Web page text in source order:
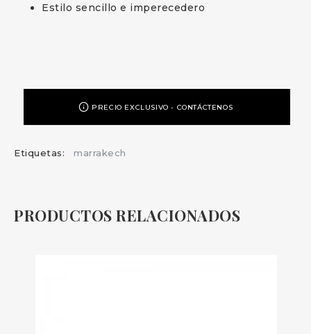
Estilo sencillo e imperecedero
PRECIO EXCLUSIVO - CONTÁCTENOS
Etiquetas: marrakech
PRODUCTOS RELACIONADOS